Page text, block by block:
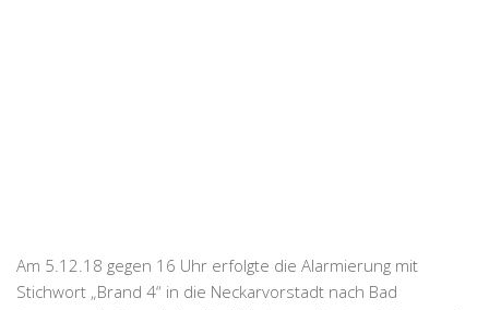
Am 5.12.18 gegen 16 Uhr erfolgte die Alarmierung mit
Stichwort „Brand 4“ in die Neckarvorstadt nach Bad